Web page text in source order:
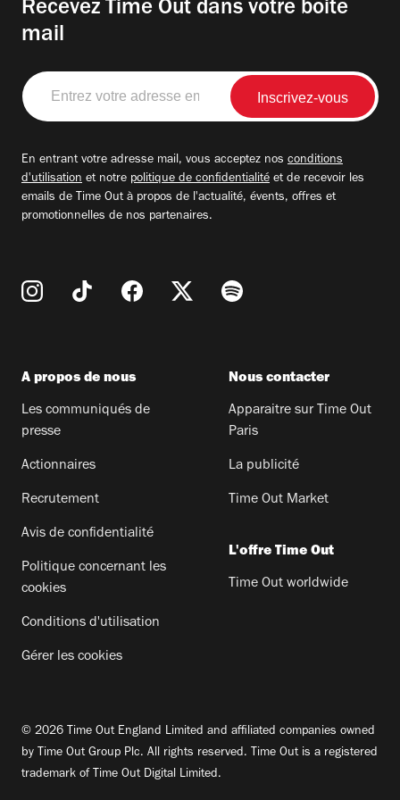
Recevez Time Out dans votre boite
mail
Entrez
votre
adresse
En entrant votre adresse mail, vous acceptez nos conditions
d'utilisation et notre politique de confidentialité et de recevoir les
emails de Time Out à propos de l'actualité, évents, offres et
promotionnelles de nos partenaires.
A propos de nous
Les communiqués de
presse
Actionnaires
Recrutement
Avis de confidentialité
Politique concernant les
cookies
Conditions d'utilisation
Gérer les cookies
Nous contacter
Apparaitre sur Time Out
Paris
La publicité
Time Out Market
L'offre Time Out
Time Out worldwide
© 2026 Time Out England Limited and affiliated companies owned
by Time Out Group Plc. All rights reserved. Time Out is a registered
trademark of Time Out Digital Limited.